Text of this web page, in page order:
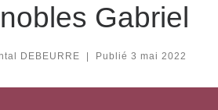
Gabriel
DEBEURRE Publié 3 mai 2022